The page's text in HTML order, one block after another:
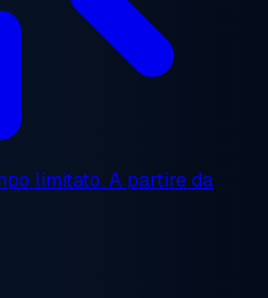
limitato. A partire da